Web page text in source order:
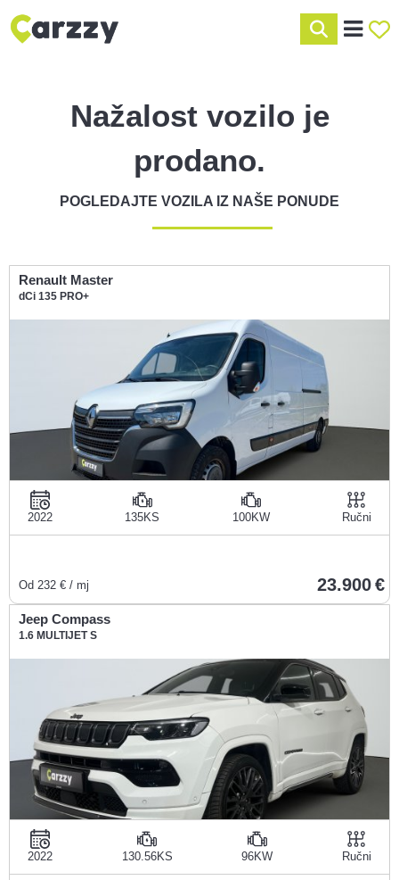
Nažalost vozilo je
prodano.
POGLEDAJTE VOZILA IZ NAŠE PONUDE
Renault Master
dCi 135 PRO+
2022 135KS 100KW Ručni
Od 232 € / mj 23.900
Jeep Compass
1.6 MULTIJET S
2022 130.56KS 96KW Ručni